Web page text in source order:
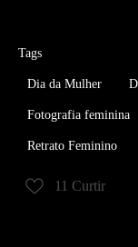
Tags
Dia da Mulher
Fotografia feminina
Retrato Feminino
11 Curtir